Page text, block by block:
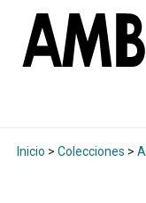
Inicio > Colecciones >